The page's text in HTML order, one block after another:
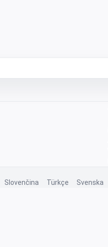
Slovenčina Türkçe Svenska